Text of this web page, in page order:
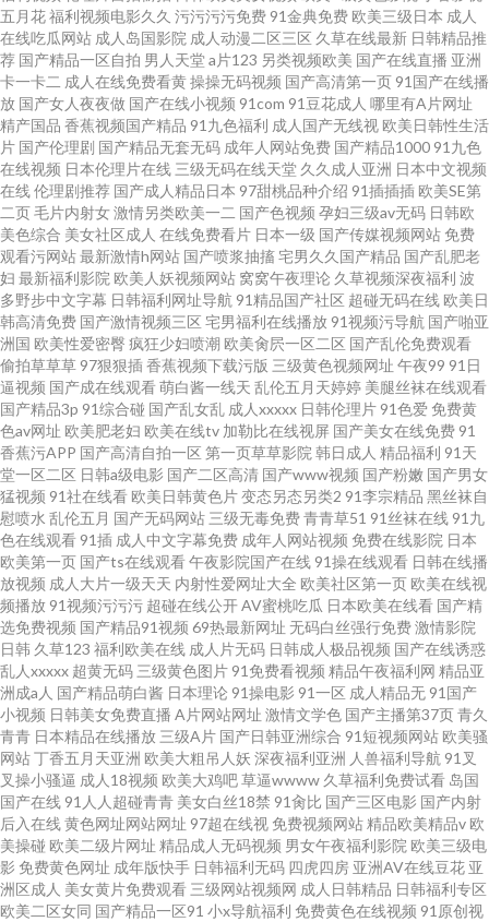
院 超碰激情 六月婷婷加勒比 五月天大香蕉 AV黄色无码专区 极品五月花综合
五月花福利视频电影久久 污污污污免费 91金典免费 欧美三级日本 成人
在线吃瓜网站 成人岛国影院 成人动漫二区三区 久草在线最新 日韩精品推
荐 国产精品一区自拍 男人天堂a片123 另类视频欧美 国产在线直播 亚洲
卡一卡二 成人在线免费看黄操操无码视频 国产高清第一页 91国产在线播
放 国产女人夜夜做 国产在线小视频 91com 91豆花成人 哪里有A片网址
精产国品 香蕉视频国产精品 91九色福利 成人国产无线视 欧美日韩性生活
片 国产伦理剧 国产精品无套无码 成年人网站免费 国产精品1000 91九色
在线视频 日本伦理片在线 三级无码在线天堂 久久成人亚洲 日本中文视频
在线伦理剧推荐 国产成人精品日本 97甜桃品种介绍 91插插插 欧美SE第
二页毛片内射女激情另类欧美一二 国产色视频 孕妇三级av无码 日韩欧
美色综合 美女社区成人 在线免费看片 日本一级 国产传媒视频网站 免费
观看污网站最新激情h网站 国产喷浆抽搐宅男久久国产精品 国产乱肥老
妇 最新福利影院 欧美人妖视频网站 窝窝午夜理论 久草视频深夜福利 波
多野步中文字幕 日韩福利网址导航 91精品国产社区 超碰无码在线 欧美日
韩高清免费 国产激情视频三区 宅男福利在线播放 91视频污导航 国产啪亚
洲国 欧美性爱密臀 疯狂少妇喷潮 欧美肏屄一区二区 国产乱伦免费观看
偷拍草草草 97狠狠插香蕉视频下载污版 三级黄色视频网址 午夜99 91日
逼视频 国产成在线观看萌白酱一线天 乱伦五月天婷婷 美腿丝袜在线观看
国产精品3p 91综合碰 国产乱女乱 成人xxxxx 日韩伦理片 91色爱 免费黄
色av网址 欧美肥老妇 欧美在线tv 加勒比在线视屏 国产美女在线免费 91
香蕉污APP 国产高清自拍一区 第一页草草影院 韩日成人 精品福利 91天
堂一区二区 日韩a级电影 国产二区高清 国产www视频 国产粉嫩 国产男女
猛视频 91社在线看 欧美日韩黄色片变态另态另类2 91李宗精品 黑丝袜自
慰喷水 乱伦五月 国产无码网站 三级无毒免费青青草51 91丝袜在线 91九
色在线观看 91插 成人中文字幕免费 成年人网站视频 免费在线影院 日本
欧美第一页 国产ts在线观看午夜影院国产在线 91操在线观看 日韩在线播
放视频 成人大片一级天天 内射性爱网址大全 欧美社区第一页 欧美在线视
频播放 91视频污污污 超碰在线公开AV蜜桃吃瓜 日本欧美在线看 国产精
选免费视频 国产精品91视频 69热最新网址 无码白丝强行免费激情影院
日韩 久草123 福利欧美在线 成人片无码 日韩成人极品视频 国产在线诱惑
乱人xxxxx 超黄无码 三级黄色图片 91免费看视频 精品午夜福利网 精品亚
洲成a人 国产精品萌白酱 日本理论 91操电影 91一区 成人精品无 91国产
小视频 日韩美女免费直播 A片网站网址 激情文学色 国产主播第37页青久
青青 日本精品在线播放 三级A片 国产日韩亚洲综合 91短视频网站 欧美骚
网站丁香五月天亚洲 欧美大粗吊人妖 深夜福利亚洲 人兽福利导航 91叉
叉操小骚逼 成人18视频 欧美大鸡吧草逼wwww 久草福利免费试看 岛国
国产在线 91人人超碰青青 美女白丝18禁 91肏比 国产三区电影 国产内射
后入在线黄色网址网站网址 97超在线视 免费视频网站 精品欧美精品v 欧
美操碰 欧美二级片网址 精品成人无码视频 男女午夜福利影院 欧美三级电
影 免费黄色网址 成年版快手 日韩福利无码 四虎四房 亚洲AV在线豆花 亚
洲区成人 美女黄片免费观看 三级网站视频网 成人日韩精品 日韩福利专区
欧美二区女同 国产精品一区91 小x导航福利 免费黄色在线视频 91原创视